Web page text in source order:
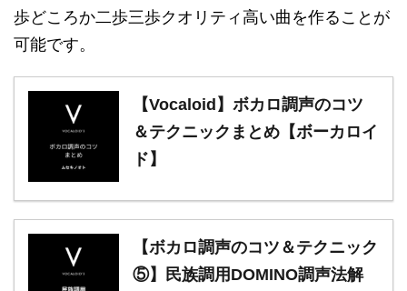
歩どころか二歩三歩クオリティ高い曲を作ることが
可能です。
【Vocaloid】ボカロ調声のコツ
＆テクニックまとめ【ボーカロイ
ド】
【ボカロ調声のコツ＆テクニック
⑤】民族調用DOMINO調声法解